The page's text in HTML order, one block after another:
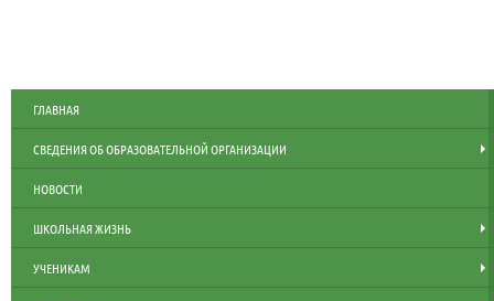
ГЛАВНАЯ
СВЕДЕНИЯ ОБ ОБРАЗОВАТЕЛЬНОЙ ОРГАНИЗАЦИИ
НОВОСТИ
ШКОЛЬНАЯ ЖИЗНЬ
УЧЕНИКАМ